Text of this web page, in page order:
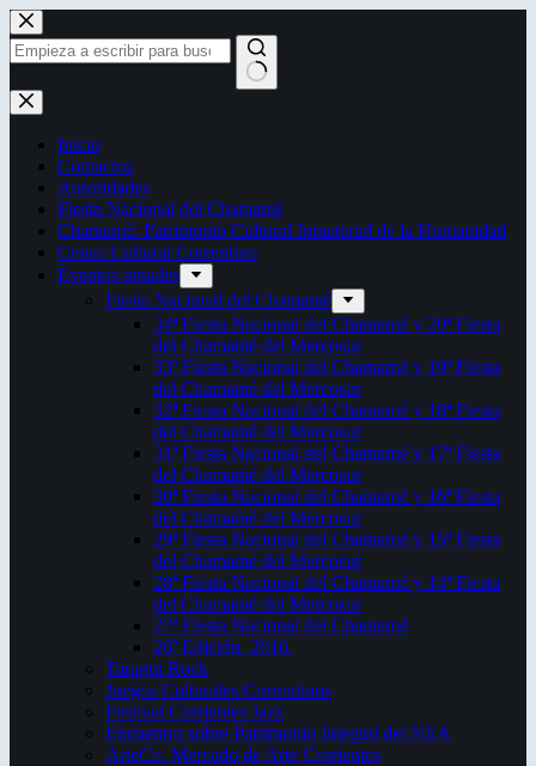
Saltar
al
contenido
Sin
resultados
Inicio
Contactos
Autoridades
Fiesta Nacional del Chamamé
Chamamé: Patrimonio Cultural Inmaterial de la Humanidad
Censo Cultural Correntino
Eventos anuales
Fiesta Nacional del Chamamé
34ª Fiesta Nacional del Chamamé y 20ª Fiesta
del Chamamé del Mercosur
33ª Fiesta Nacional del Chamamé y 19ª Fiesta
del Chamamé del Mercosur
32ª Fiesta Nacional del Chamamé y 18ª Fiesta
del Chamamé del Mercosur
31ª Fiesta Nacional del Chamamé y 17ª Fiesta
del Chamamé del Mercosur
30ª Fiesta Nacional del Chamamé y 16ª Fiesta
del Chamamé del Mercosur
29ª Fiesta Nacional del Chamamé y 15ª Fiesta
del Chamamé del Mercosur
28ª Fiesta Nacional del Chamamé y 14ª Fiesta
del Chamamé del Mercosur
27ª Fiesta Nacional del Chamamé
26ª Edición. 2016.
Taragüi Rock
Juegos Culturales Correntinos
Festival Corrientes Jazz
Encuentro sobre Patrimonio Integral del NEA
ArteCo. Mercado de Arte Corrientes